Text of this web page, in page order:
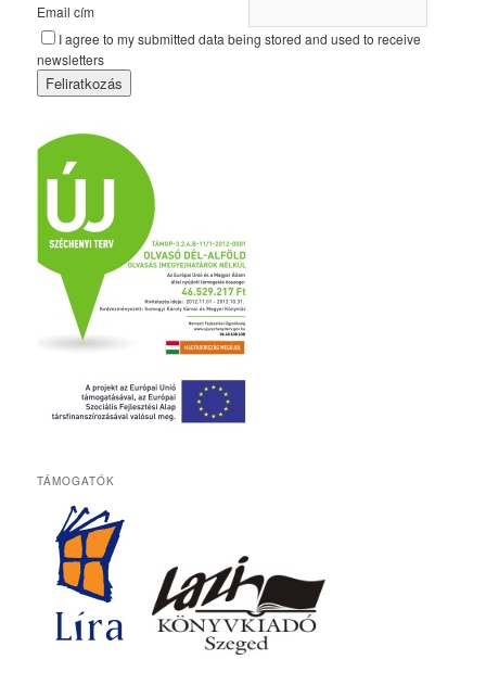
Email cím
I agree to my submitted data being stored and used to receive
newsletters
TÁMOGATÓK